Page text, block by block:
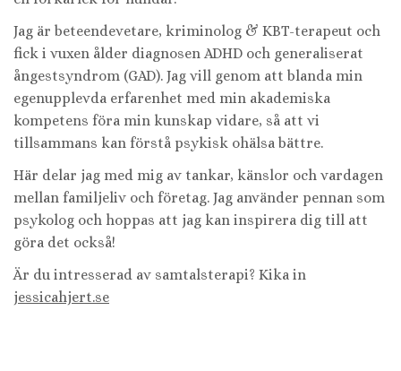
Jag är beteendevetare, kriminolog & KBT-terapeut och
fick i vuxen ålder diagnosen ADHD och generaliserat
ångestsyndrom (GAD). Jag vill genom att blanda min
egenupplevda erfarenhet med min akademiska
kompetens föra min kunskap vidare, så att vi
tillsammans kan förstå psykisk ohälsa bättre.
Här delar jag med mig av tankar, känslor och vardagen
mellan familjeliv och företag. Jag använder pennan som
psykolog och hoppas att jag kan inspirera dig till att
göra det också!
Är du intresserad av samtalsterapi? Kika in
jessicahjert.se